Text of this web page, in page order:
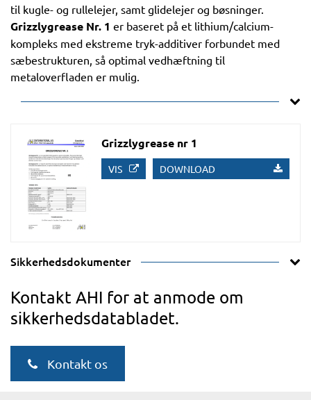
til kugle- og rullelejer, samt glidelejer og bøsninger.
Grizzlygrease Nr. 1 er baseret på et lithium/calcium-
kompleks med ekstreme tryk-additiver forbundet med
sæbestrukturen, så optimal vedhæftning til
metaloverfladen er mulig.
Grizzlygrease nr 1
VIS DOWNLOAD
Sikkerhedsdokumenter
Kontakt AHI for at anmode om
sikkerhedsdatabladet.
Kontakt os